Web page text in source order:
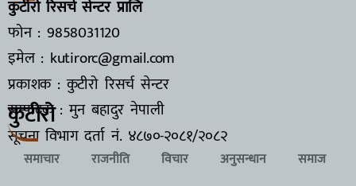
कुटीरो रिसर्च सेन्टर प्रालि
फोन : 9858031120
इमेल : kutirorc@gmail.com
प्रकाशक : कुटीरो रिसर्च सेन्टर
सम्पादक : मुन बहादुर नेपाली
सूचना विभाग दर्ता नं. ४८७०-२०८१/२०८२
कुटीरो
समाचार राजनीति विचार अनुसन्धान
समाज